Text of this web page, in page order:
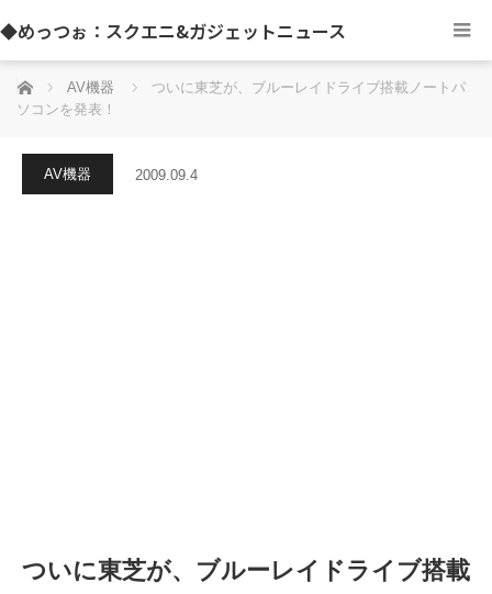
◆めっつぉ：スクエニ&ガジェットニュース
ホーム AV機器
ついに東芝が、ブルーレイドライブ搭載ノートパ
ソコンを発表！
AV機器 2009.09.4
ついに東芝が、ブルーレイドライブ搭載